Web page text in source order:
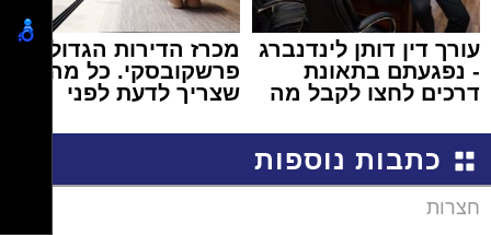
עורך דין דותן לינדנברג
- נפגעתם בתאונת
דרכים לחצו לקבל מה
מכרז הדירות הגדול של
פרשקובסקי. כל מה
שצריך לדעת לפני
באשדוד
כתבות נוספות
חצרות